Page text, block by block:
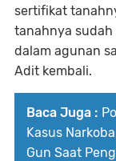
sertifikat
tanahnya sudah
dalam agunan
Adit kembali.
Baca Juga :
Kasus
Gun Saat